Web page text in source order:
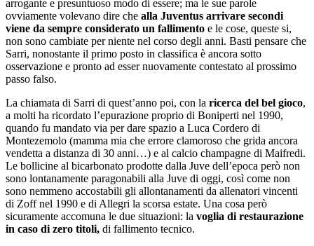
arrogante e presuntuoso modo di essere; ma le sue parole
ovviamente volevano dire che alla Juventus arrivare secondi
viene da sempre considerato un fallimento e le cose, queste si,
non sono cambiate per niente nel corso degli anni. Basti pensare che
Sarri, nonostante il primo posto in classifica è ancora sotto
osservazione e pronto ad esser nuovamente contestato al prossimo
passo falso.
La chiamata di Sarri di quest’anno poi, con la ricerca del bel gioco,
a molti ha ricordato l’epurazione proprio di Boniperti nel 1990,
quando fu mandato via per dare spazio a Luca Cordero di
Montezemolo (mamma mia che errore clamoroso che grida ancora
vendetta a distanza di 30 anni…) e al calcio champagne di Maifredi.
Le bollicine al bicarbonato prodotte dalla Juve dell’epoca però non
sono lontanamente paragonabili alla Juve di oggi, così come non
sono nemmeno accostabili gli allontanamenti da allenatori vincenti
di Zoff nel 1990 e di Allegri la scorsa estate. Una cosa però
sicuramente accomuna le due situazioni: la voglia di restaurazione
in caso di zero titoli, di fallimento tecnico.